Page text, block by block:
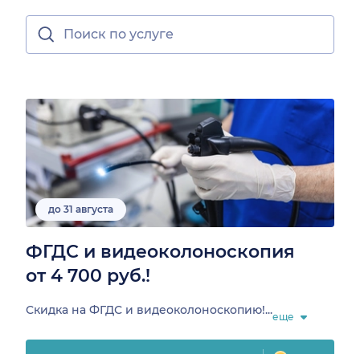
до 31 августа
ФГДС и видеоколоноскопия
от 4 700 руб.!
Скидка на ФГДС и видеоколоноскопию!...еще